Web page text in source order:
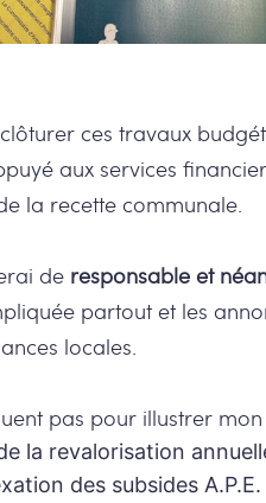
ces travaux
aux services
la recette communale.
de responsable et
partout et les
locales.
pas pour illustrer
la revalorisation
des subsides